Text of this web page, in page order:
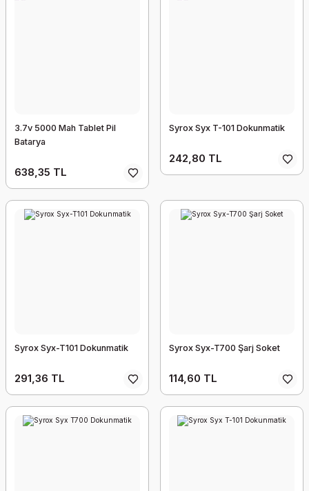
3.7v 5000 Mah Tablet Pil
Batarya
638,35 TL
Syrox Syx T-101 Dokunmatik
242,80 TL
Syrox Syx-T101 Dokunmatik
291,36 TL
Syrox Syx-T700 Şarj Soket
114,60 TL